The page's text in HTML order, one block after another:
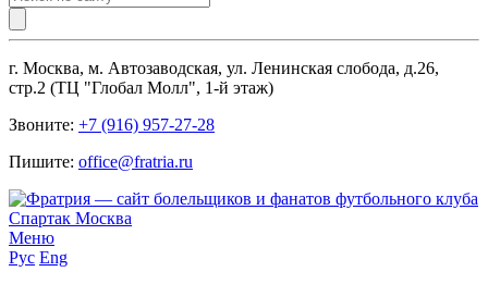
г. Москва, м. Автозаводская, ул. Ленинская слобода, д.26,
стр.2 (ТЦ "Глобал Молл", 1-й этаж)
Звоните: +7 (916) 957-27-28
Пишите: office@fratria.ru
Меню
Рус Eng